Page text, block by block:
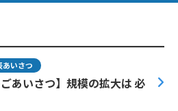
あいさつ
ごあいさつ】規模の拡大は 必